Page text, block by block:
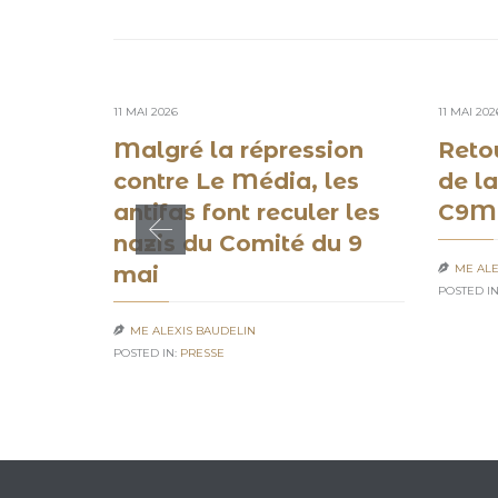
11 MAI 2026
Malgré la répression
contre Le Média, les
antifas font reculer les
nazis du Comité du 9
mai
 ME ALEXIS BAUDELIN
POSTED IN: PRESSE
11 MAI
de
C9M
 ME
POSTED